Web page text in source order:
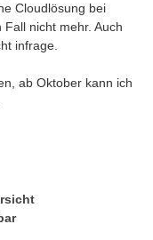
Cloudlösung bei
nicht mehr. Auch
infrage.
ab Oktober kann ich